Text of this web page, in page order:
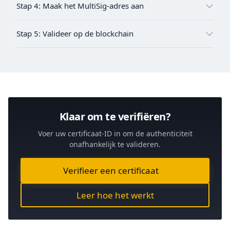
Stap 4: Maak het MultiSig-adres aan
Stap 5: Valideer op de blockchain
Klaar om te verifiëren?
Voer uw certificaat-ID in om de authenticiteit
onafhankelijk te valideren.
Verifieer een certificaat
Leer hoe het werkt